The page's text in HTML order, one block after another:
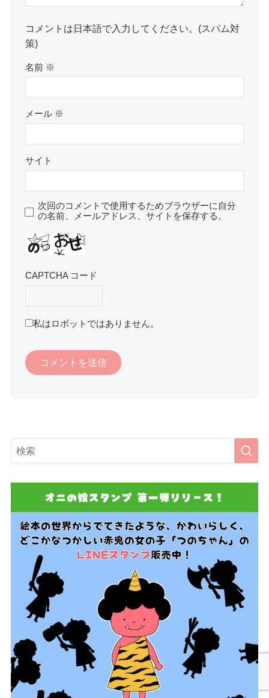
コメントは日本語で入力してください。(スパム対
策)
名前 ※
メール ※
サイト
次回のコメントで使用するためブラウザーに自分
の名前、メールアドレス、サイトを保存する。
CAPTCHA コード
私はロボットではありません。